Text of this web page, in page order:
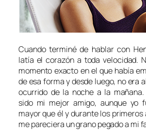
Cuando terminé de hablar con
latía el corazón a toda velocidad.
momento exacto en el que había
de esa forma y desde luego, no era
ocurrido de la noche a la
sido mi mejor amigo, aunque yo
mayor que él y durante los primeros
me pareciera un grano pegado a mi